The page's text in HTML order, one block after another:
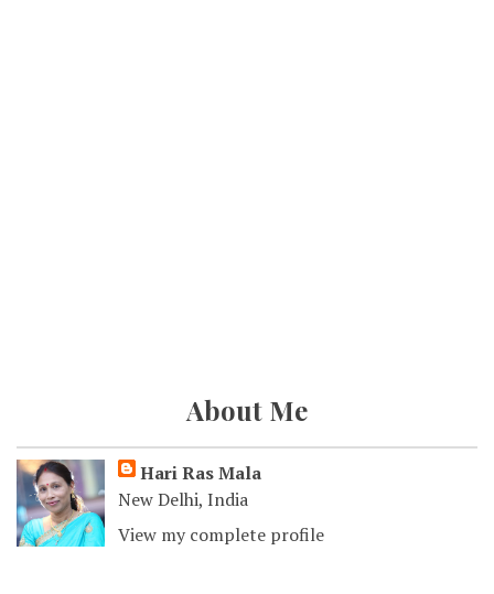
About Me
Hari Ras Mala
New Delhi, India
View my complete profile